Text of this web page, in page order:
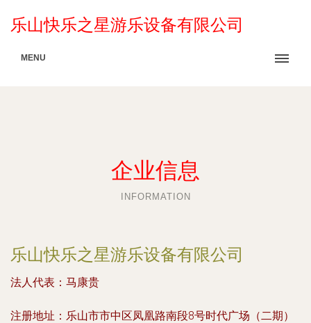
乐山快乐之星游乐设备有限公司
MENU
企业信息
INFORMATION
乐山快乐之星游乐设备有限公司
法人代表： 马康贵
注册地址： 乐山市市中区凤凰路南段8号时代广场（二期）